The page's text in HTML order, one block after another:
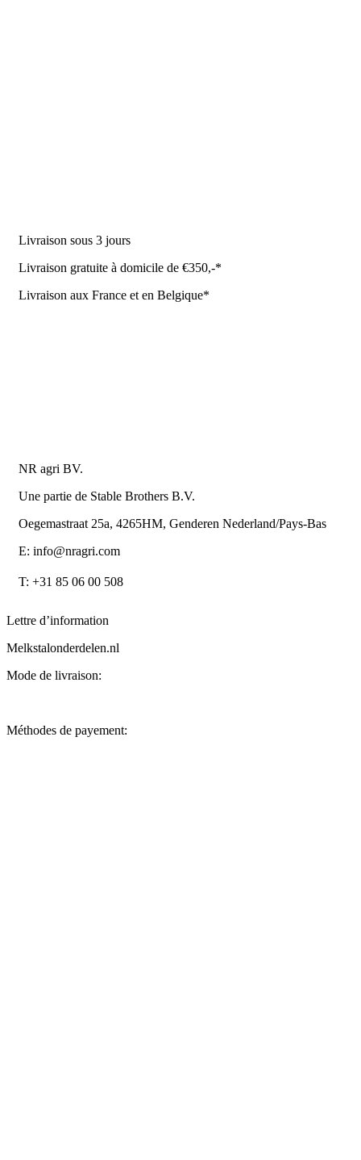
Livraison sous 3 jours
Livraison gratuite à domicile de €350,-*
Livraison aux France et en Belgique*
NR agri BV.
Une partie de Stable Brothers B.V.
Oegemastraat 25a, 4265HM, Genderen Nederland/Pays-Bas
E: info@nragri.com
T: +31 85 06 00 508
Lettre d’information
Melkstalonderdelen.nl
Mode de livraison:
Méthodes de payement: